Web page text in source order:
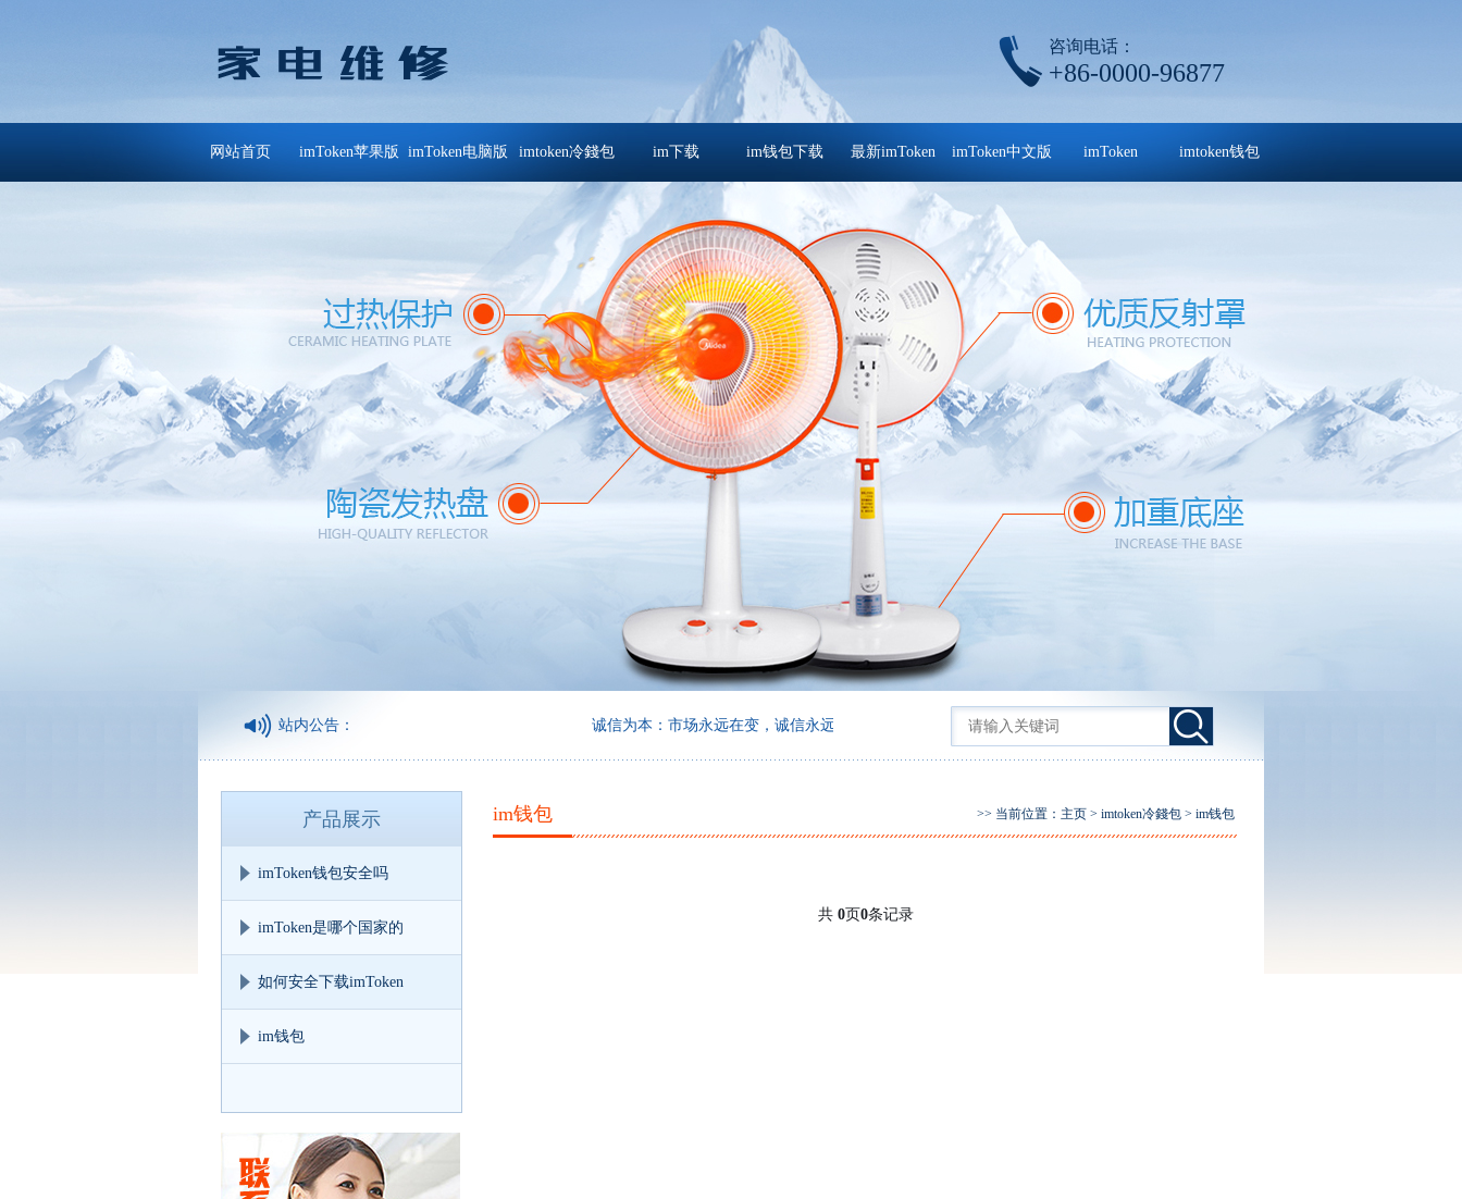
咨询电话：
+86-0000-96877
网站首页 imToken苹果版 imToken电脑版 imtoken冷錢包 im下载 im钱包下载 最新imToken imToken中文版 imToken imtoken钱包
站内公告： 诚信为本：市场永远在变，诚信永远不变。
产品展示
imToken钱包安全吗
imToken是哪个国家的
如何安全下载imToken
im钱包
im钱包 >> 当前位置： 主页 > imtoken冷錢包 > im钱包
共 0页0条记录